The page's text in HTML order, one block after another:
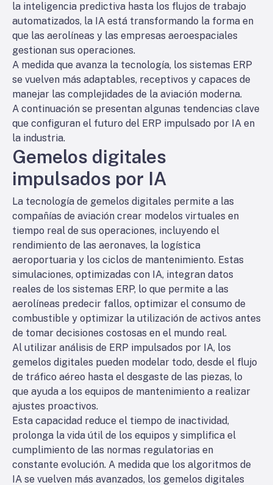
la inteligencia predictiva hasta los flujos de trabajo
automatizados, la IA está transformando la forma en
que las aerolíneas y las empresas aeroespaciales
gestionan sus operaciones.
A medida que avanza la tecnología, los sistemas ERP
se vuelven más adaptables, receptivos y capaces de
manejar las complejidades de la aviación moderna.
A continuación se presentan algunas tendencias clave
que configuran el futuro del ERP impulsado por IA en
la industria.
Gemelos digitales
impulsados por IA
La tecnología de gemelos digitales permite a las
compañías de aviación crear modelos virtuales en
tiempo real de sus operaciones, incluyendo el
rendimiento de las aeronaves, la logística
aeroportuaria y los ciclos de mantenimiento. Estas
simulaciones, optimizadas con IA, integran datos
reales de los sistemas ERP, lo que permite a las
aerolíneas predecir fallos, optimizar el consumo de
combustible y optimizar la utilización de activos antes
de tomar decisiones costosas en el mundo real.
Al utilizar análisis de ERP impulsados por IA, los
gemelos digitales pueden modelar todo, desde el flujo
de tráfico aéreo hasta el desgaste de las piezas, lo
que ayuda a los equipos de mantenimiento a realizar
ajustes proactivos.
Esta capacidad reduce el tiempo de inactividad,
prolonga la vida útil de los equipos y simplifica el
cumplimiento de las normas regulatorias en
constante evolución. A medida que los algoritmos de
IA se vuelven más avanzados, los gemelos digitales